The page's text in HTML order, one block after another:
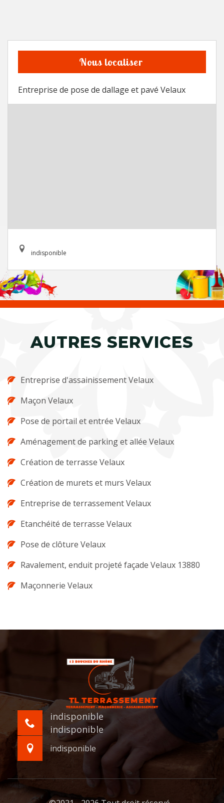
Nous localiser
Entreprise de pose de dallage et pavé Velaux
indisponible
AUTRES SERVICES
Entreprise d'assainissement Velaux
Maçon Velaux
Pose de portail et entrée Velaux
Aménagement de parking et allée Velaux
Création de terrasse Velaux
Création de murets et murs Velaux
Entreprise de terrassement Velaux
Etanchéité de terrasse Velaux
Pose de clôture Velaux
Ravalement, enduit projeté façade Velaux 13880
Maçonnerie Velaux
indisponible
indisponible
indisponible